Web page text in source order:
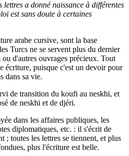
a donné naissance à différentes
est sans doute à certaines
arabe cursive, sont la base
Turcs ne se servent plus du dernier
d'autres ouvrages précieux. Tout
écriture, puisque c'est un devoir pour
dans sa vie.
de transition du koufi au neskhi, et
de neskhi et de djéri.
dans les affaires publiques, les
diplomatiques, etc. : il s'écrit de
; toutes les lettres se tiennent, et plus
plus l'écriture est belle.